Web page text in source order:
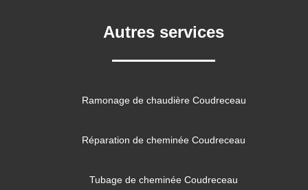
Autres services
Ramonage de chaudière Coudreceau
Réparation de cheminée Coudreceau
Tubage de cheminée Coudreceau